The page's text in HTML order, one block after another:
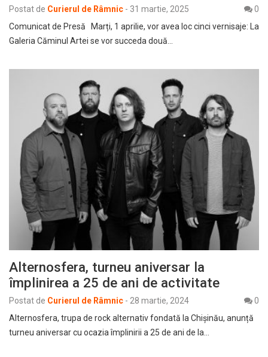
Postat de Curierul de Râmnic - 31 martie, 2025
0
Comunicat de Presă Marți, 1 aprilie, vor avea loc cinci vernisaje: La
Galeria Căminul Artei se vor succeda două…
Alternosfera, turneu aniversar la
împlinirea a 25 de ani de activitate
Postat de Curierul de Râmnic - 28 martie, 2024
0
Alternosfera, trupa de rock alternativ fondată la Chişinău, anunță
turneu aniversar cu ocazia împlinirii a 25 de ani de la…